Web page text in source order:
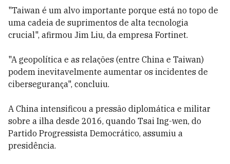
"Taiwan é um alvo importante porque está no topo de
uma cadeia de suprimentos de alta tecnologia
crucial", afirmou Jim Liu, da empresa Fortinet.
"A geopolítica e as relações (entre China e Taiwan)
podem inevitavelmente aumentar os incidentes de
cibersegurança", concluiu.
A China intensificou a pressão diplomática e militar
sobre a ilha desde 2016, quando Tsai Ing-wen, do
Partido Progressista Democrático, assumiu a
presidência.